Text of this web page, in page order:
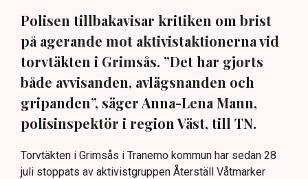
Polisen tillbakavisar kritiken om brist
på agerande mot aktivistaktionerna vid
torvtäkten i Grimsås. ”Det har gjorts
både avvisanden, avlägsnanden och
gripanden”, säger Anna-Lena Mann,
polisinspektör i region Väst, till TN.
Torvtäkten i Grimsås i Tranemo kommun har sedan 28
juli stoppats av aktivistgruppen Återställ Våtmarker